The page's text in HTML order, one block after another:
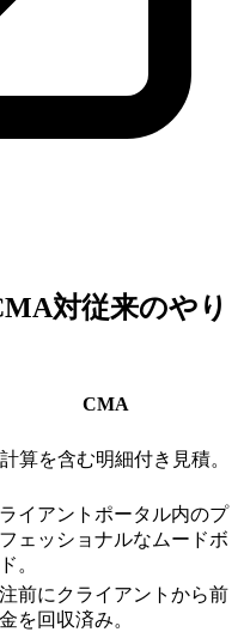
対従来のやり
CMA‎
計算を含む明細付き見積。
イアントポータル内のプ
ェッショナルなムードボ
。
前にクライアントから前
を回収済み。